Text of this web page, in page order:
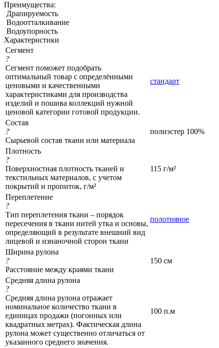
Преимущества:
Драпируемость
Водоотталкивание
Водоупорность
Характеристики
Сегмент
?
Сегмент поможет подобрать
оптимальный товар с определёнными
ценовыми и качественными
характеристиками для производства
изделий и пошива коллекций нужной
ценовой категории готовой продукции.
стандарт
Состав
?
Сырьевой состав ткани или материала
полиэстер 100%
Плотность
?
Поверхностная плотность тканей и
текстильных материалов, с учетом
покрытий и пропиток, г/м²
115 г/м²
Переплетение
?
Тип переплетения ткани – порядок
пересечения в ткани нитей утка и основы,
определяющий в результате внешний вид
лицевой и изнаночной сторон ткани
полотняное
Ширина рулона
?
Расстояние между краями ткани
150 см
Средняя длина рулона
?
Средняя длина рулона отражает
номинальное количество ткани в
единицах продажи (погонных или
квадратных метрах). Фактическая длина
рулона может существенно отличаться от
указанного среднего значения.
100 п.м